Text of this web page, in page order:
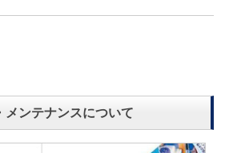
メンテナンスについて